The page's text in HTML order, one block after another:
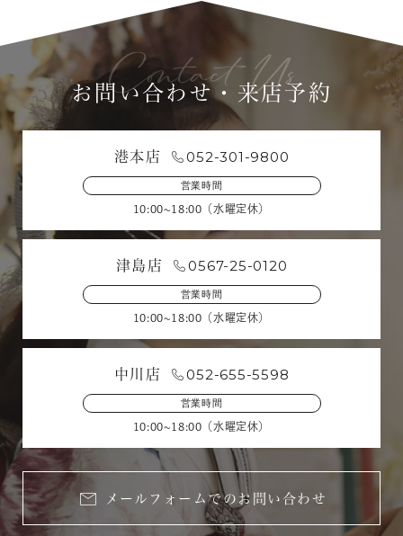
お問い合わせ・来店予約
港本店 052-301-9800
営業時間
10:00~18:00（水曜定休）
津島店 0567-25-0120
営業時間
10:00~18:00（水曜定休）
中川店 052-655-5598
営業時間
10:00~18:00（水曜定休）
メールフォームでのお問い合わせ